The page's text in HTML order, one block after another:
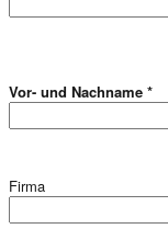
Vor- und Nachname *
Firma